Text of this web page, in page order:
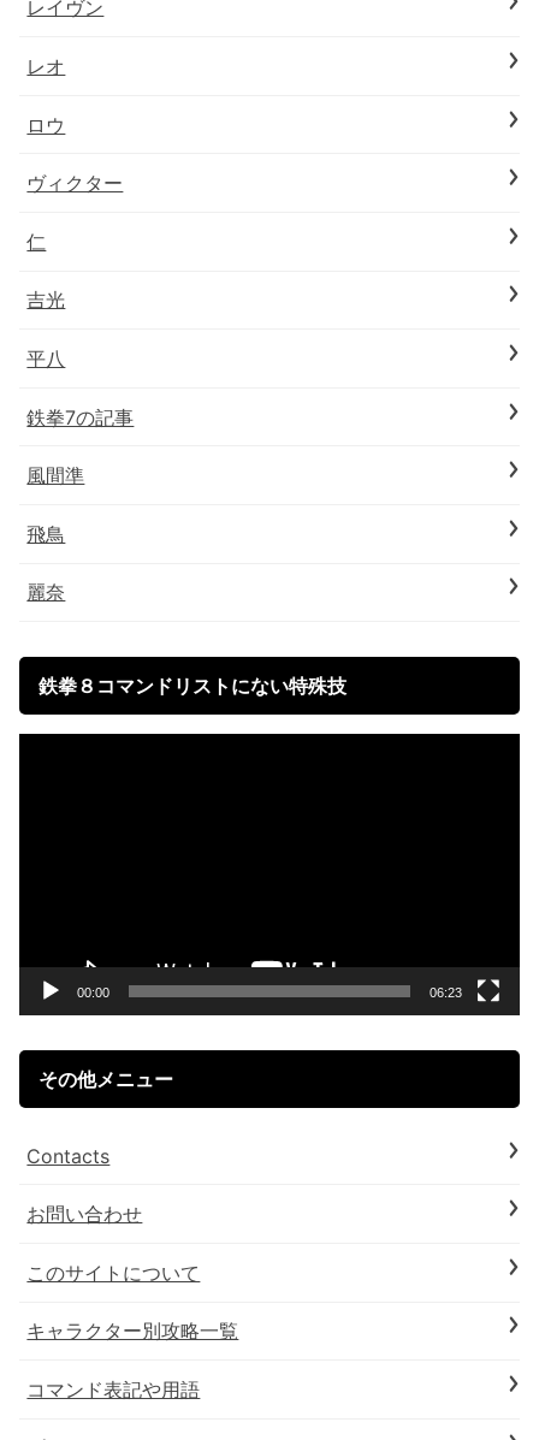
レイヴン
レオ
ロウ
ヴィクター
仁
吉光
平八
鉄拳7の記事
風間準
飛鳥
麗奈
鉄拳８コマンドリストにない特殊技
00:00 06:23
その他メニュー
Contacts
お問い合わせ
このサイトについて
キャラクター別攻略一覧
コマンド表記や用語